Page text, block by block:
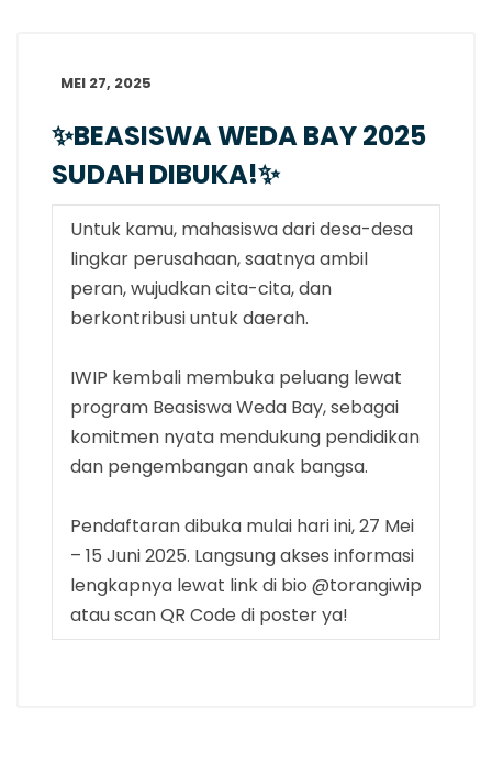
MEI 27, 2025
✨BEASISWA WEDA BAY 2025
SUDAH DIBUKA!✨
Untuk kamu, mahasiswa dari desa-desa
lingkar perusahaan, saatnya ambil
peran, wujudkan cita-cita, dan
berkontribusi untuk daerah.
IWIP kembali membuka peluang lewat
program Beasiswa Weda Bay, sebagai
komitmen nyata mendukung pendidikan
dan pengembangan anak bangsa.
Pendaftaran dibuka mulai hari ini, 27 Mei
– 15 Juni 2025. Langsung akses informasi
lengkapnya lewat link di bio @torangiwip
atau scan QR Code di poster ya!